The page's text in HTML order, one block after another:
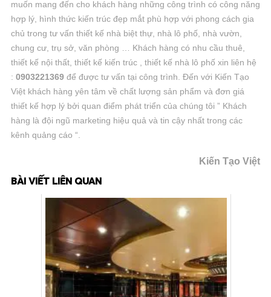
muốn mang đến cho khách hàng những công trình có công năng
hợp lý, hình thức kiến trúc đẹp mắt phù hợp với phong cách gia
chủ trong tư vấn thiết kế nhà biệt thự, nhà lô phố, nhà vườn,
chung cư, trụ sở, văn phòng … Khách hàng có nhu cầu thuê,
thiết kế nội thất, thiết kế kiến trúc , thiết kế nhà lô phố xin liên hệ
: 0903221369để được tư vấn tại công trình. Đến với Kiến Tạo
Việt khách hàng yên tâm về chất lượng sản phẩm và đơn giá
thiết kế hợp lý bởi quan điểm phát triển của chúng tôi ” Khách
hàng là đội ngũ marketing hiệu quả và tin cậy nhất trong các
kênh quảng cáo “.
Kiến Tạo Việt
BÀI VIẾT LIÊN QUAN